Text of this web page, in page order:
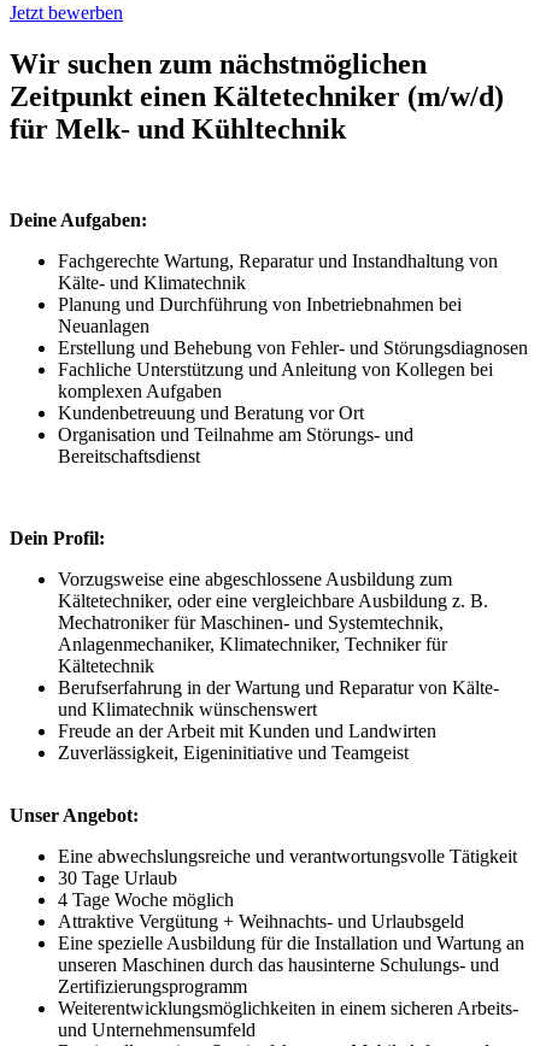
Jetzt bewerben
Wir suchen zum nächstmöglichen
Zeitpunkt einen Kältetechniker (m/w/d)
für Melk- und Kühltechnik
Deine Aufgaben:
Fachgerechte Wartung, Reparatur und Instandhaltung von
Kälte- und Klimatechnik
Planung und Durchführung von Inbetriebnahmen bei
Neuanlagen
Erstellung und Behebung von Fehler- und Störungsdiagnosen
Fachliche Unterstützung und Anleitung von Kollegen bei
komplexen Aufgaben
Kundenbetreuung und Beratung vor Ort
Organisation und Teilnahme am Störungs- und
Bereitschaftsdienst
Dein Profil:
Vorzugsweise eine abgeschlossene Ausbildung zum
Kältetechniker, oder eine vergleichbare Ausbildung z. B.
Mechatroniker für Maschinen- und Systemtechnik,
Anlagenmechaniker, Klimatechniker, Techniker für
Kältetechnik
Berufserfahrung in der Wartung und Reparatur von Kälte-
und Klimatechnik wünschenswert
Freude an der Arbeit mit Kunden und Landwirten
Zuverlässigkeit, Eigeninitiative und Teamgeist
Unser Angebot:
Eine abwechslungsreiche und verantwortungsvolle Tätigkeit
30 Tage Urlaub
4 Tage Woche möglich
Attraktive Vergütung + Weihnachts- und Urlaubsgeld
Eine spezielle Ausbildung für die Installation und Wartung an
unseren Maschinen durch das hausinterne Schulungs- und
Zertifizierungsprogramm
Weiterentwicklungsmöglichkeiten in einem sicheren Arbeits-
und Unternehmensumfeld